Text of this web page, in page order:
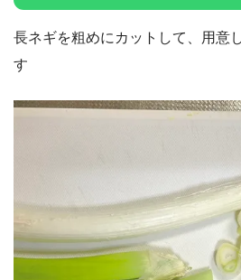
長ネギを粗めにカットして、用意
す